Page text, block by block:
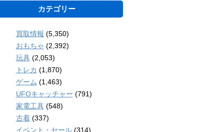
カテゴリー
買取情報 (5,350)
おもちゃ (2,392)
玩具(2,053)
トレカ (1,870)
ゲーム (1,463)
UFOキャッチャー (791)
家電工具(548)
古着(337)
イベント・セール(314)